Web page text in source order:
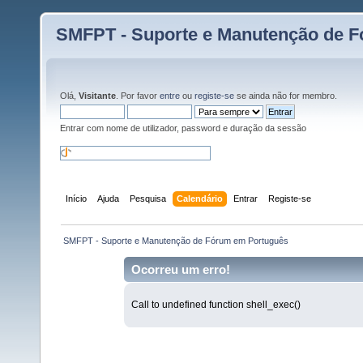
SMFPT - Suporte e Manutenção de
Olá, Visitante . Por favor entre ou registe-se se ainda não for membro.
Entrar com nome de utilizador, password e duração da sessão
Início Ajuda Pesquisa Calendário Entrar Registe-se
SMFPT - Suporte e Manutenção de Fórum em Português
Ocorreu um erro!
Call to undefined function shell_exec()